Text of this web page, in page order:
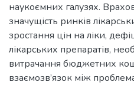
наукоємних галузях.
значущість ринків
зростання цін на ліки,
лікарських препаратів,
витрачання бюджетних
взаємозв’язок між